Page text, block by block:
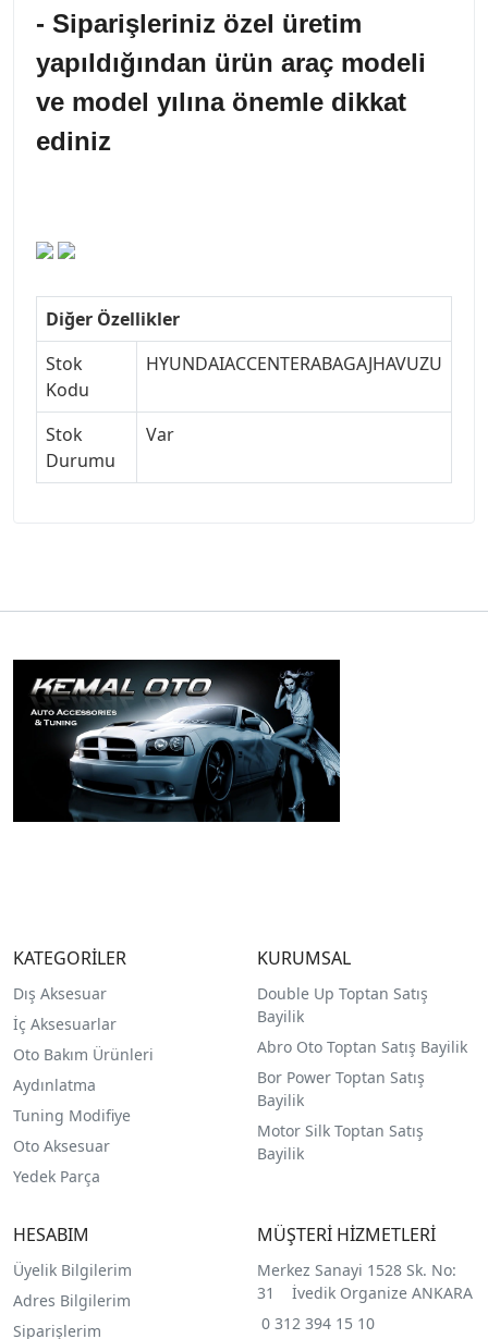
- Siparişleriniz özel üretim
yapıldığından ürün araç modeli
ve model yılına önemle dikkat
ediniz
Diğer Özellikler
Stok
Kodu
HYUNDAIACCENTERABAGAJHAVUZU
Stok
Durumu
Var
KATEGORİLER
Dış Aksesuar
İç Aksesuarlar
Oto Bakım Ürünleri
Aydınlatma
Tuning Modifiye
Oto Aksesuar
Yedek Parça
KURUMSAL
Double Up Toptan Satış
Bayilik
Abro Oto Toptan Satış Bayilik
Bor Power Toptan Satış
Bayilik
Motor Silk Toptan Satış
Bayilik
HESABIM
Üyelik Bilgilerim
Adres Bilgilerim
Siparişlerim
MÜŞTERİ HİZMETLERİ
Merkez Sanayi 1528 Sk. No:
31 İvedik Organize ANKARA
0 312 394 15 10